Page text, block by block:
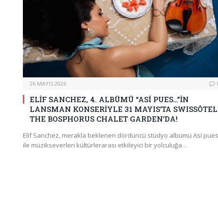
26 MAYIS 2026
ELİF SANCHEZ, 4. ALBÜMÜ “ASÍ PUES…”İN
LANSMAN KONSERİYLE 31 MAYIS’TA SWISSÔTEL
THE BOSPHORUS CHALET GARDEN’DA!
Elif Sanchez, merakla beklenen dördüncü stüdyo albümü Así
ile müzikseverleri kültürlerarası etkileyici bir yolculuğa…